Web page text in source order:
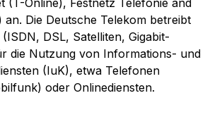
(T-Online), Festnetz Telefonie and
an. Die Deutsche Telekom betreibt
DSL, Satelliten, Gigabit-
die Nutzung von Informations- und
(IuK), etwa Telefonen
oder Onlinediensten.